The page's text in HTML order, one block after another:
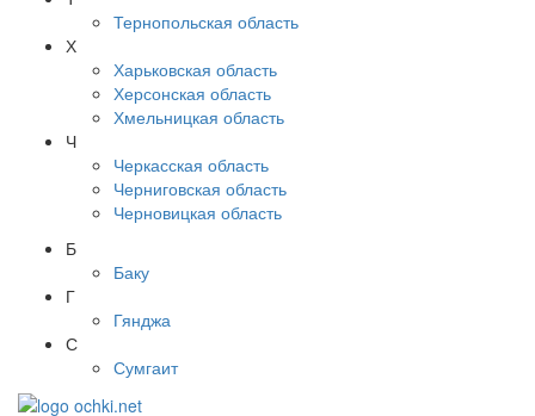
Тернопольская область
Х
Харьковская область
Херсонская область
Хмельницкая область
Ч
Черкасская область
Черниговская область
Черновицкая область
Б
Баку
Г
Гянджа
С
Сумгаит